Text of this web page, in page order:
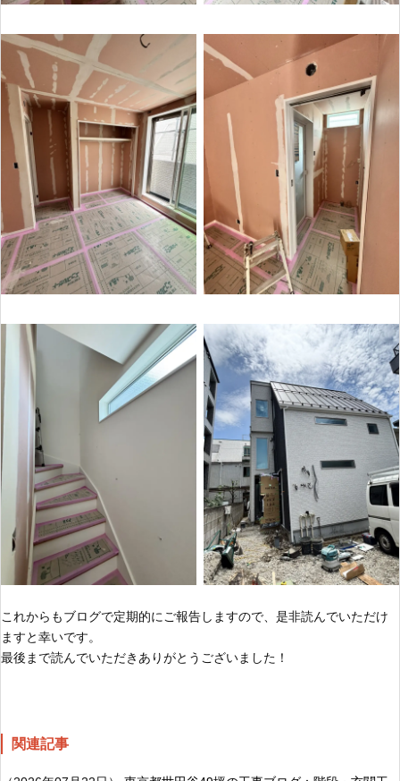
これからもブログで定期的にご報告しますので、是非読んでいただけ
ますと幸いです。
最後まで読んでいただきありがとうございました！
関連記事